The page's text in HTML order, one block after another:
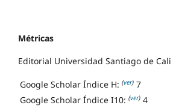
Métricas
Editorial Universidad Santiago de Cali
Google Scholar Índice H: (ver) 7
Google Scholar Índice I10: (ver) 4